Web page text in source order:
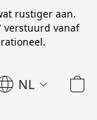
rustiger aan.
verstuurd vanaf
NL